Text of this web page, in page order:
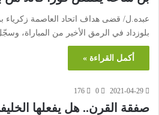
عبده.ل/ قضى هداف اتحاد العاصمة زكرياء
بلوزداد في الرمق الأخير من المباراة،
أكمل القراءة »
2021-04-29
0
176
صفقة القرن.. هل يفعلها